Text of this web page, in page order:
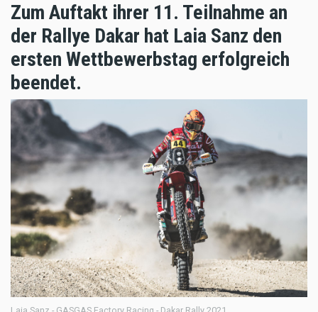
Zum Auftakt ihrer 11. Teilnahme an
der Rallye Dakar hat Laia Sanz den
ersten Wettbewerbstag erfolgreich
beendet.